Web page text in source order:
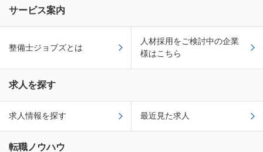
サービス案内
整備士ジョブズとは
人材採用をご検討中の企業
様はこちら
求人を探す
求人情報を探す 最近見た求人
転職ノウハウ